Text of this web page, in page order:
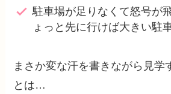
駐車場が足りなくて怒号が
ょっと先に行けば大きい駐
まさか変な汗を書きながら見学
とは…